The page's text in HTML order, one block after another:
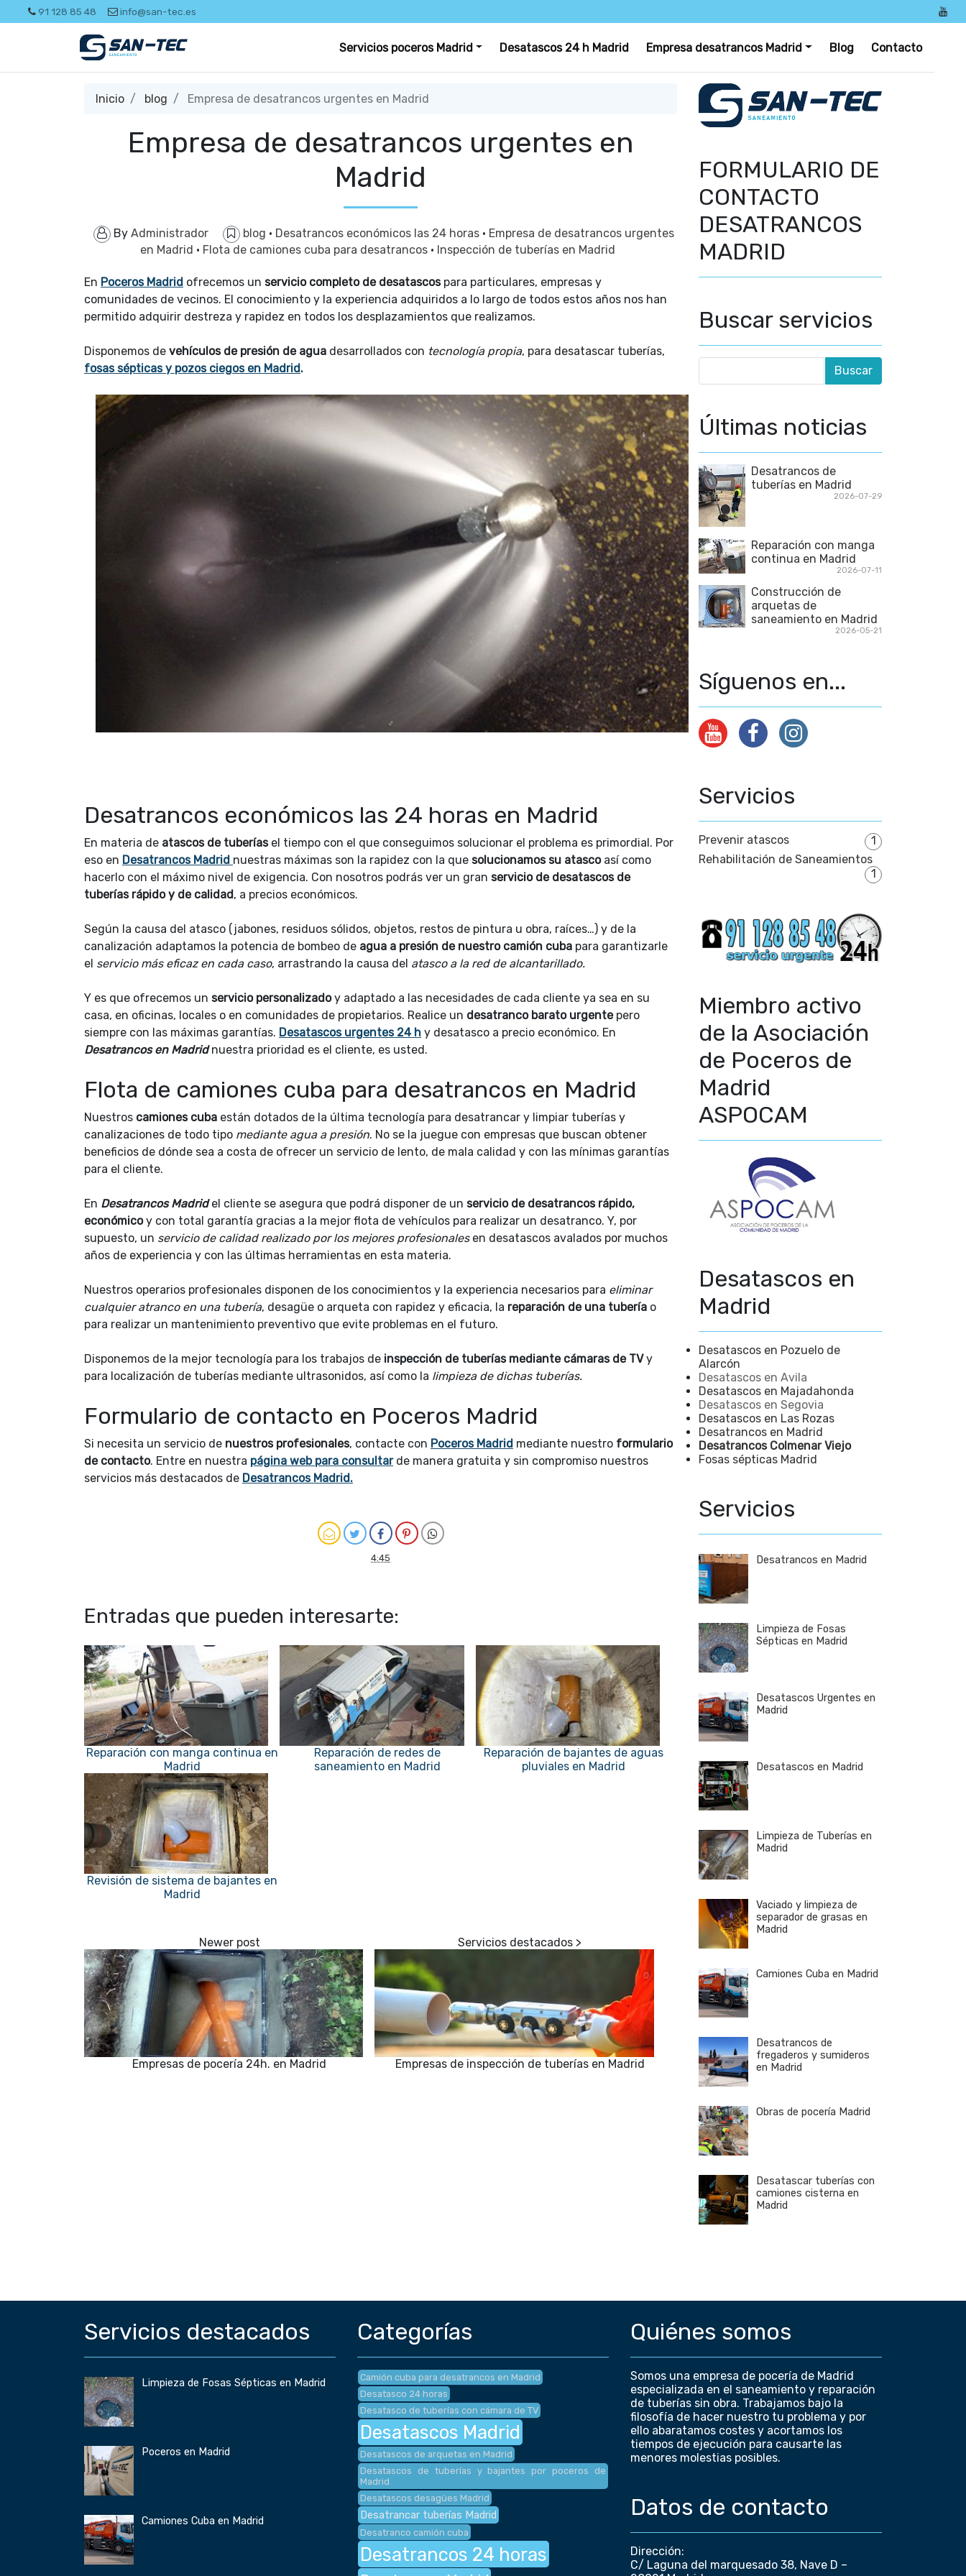
91 128 85 48 info@san-tec.es
Servicios poceros Madrid Desatascos 24 h Madrid Empresa desatrancos Madrid Blog Contacto
Inicio blog Empresa de desatrancos urgentes en Madrid
Empresa de desatrancos urgentes en
Madrid
By Administrador blog · Desatrancos económicos las 24 horas · Empresa de desatrancos urgentes
en Madrid · Flota de camiones cuba para desatrancos · Inspección de tuberías en Madrid
En Poceros Madrid ofrecemos un servicio completo de desatascos para particulares, empresas y
comunidades de vecinos. El conocimiento y la experiencia adquiridos a lo largo de todos estos años nos han
permitido adquirir destreza y rapidez en todos los desplazamientos que realizamos.
Disponemos de vehículos de presión de agua desarrollados con tecnología propia, para desatascar tuberías,
fosas sépticas y pozos ciegos en Madrid.
Desatrancos económicos las 24 horas en Madrid
En materia de atascos de tuberías el tiempo con el que conseguimos solucionar el problema es primordial. Por
eso en Desatrancos Madrid nuestras máximas son la rapidez con la que solucionamos su atascoasí como
hacerlo con el máximo nivel de exigencia. Con nosotros podrás ver un gran servicio de desatascos de
tuberías rápido y de calidad, a precios económicos.
Según la causa del atasco (jabones, residuos sólidos, objetos, restos de pintura u obra, raíces…) y de la
canalización adaptamos la potencia de bombeo de agua a presión de nuestro camión cuba para garantizarle
el servicio más eficaz en cada caso, arrastrando la causa del atasco a la red de alcantarillado.
Y es que ofrecemos un servicio personalizadoy adaptado a las necesidades de cada cliente ya sea en su
casa, en oficinas, locales o en comunidades de propietarios. Realice un desatranco barato urgentepero
siempre con las máximas garantías. Desatascos urgentes 24 h y desatasco a precio económico. En
Desatrancos en Madridnuestra prioridad es el cliente, es usted.
Flota de camiones cuba para desatrancos en Madrid
Nuestros camiones cuba están dotados de la última tecnología para desatrancar y limpiar tuberías y
canalizaciones de todo tipo mediante agua a presión. No se la juegue con empresas que buscan obtener
beneficios de dónde sea a costa de ofrecer un servicio de lento, de mala calidad y con las mínimas garantías
para el cliente.
En Desatrancos Madridel cliente se asegura que podrá disponer de un servicio de desatrancos rápido,
económicoy con total garantía gracias a la mejor flota de vehículos para realizar un desatranco. Y, por
supuesto, un servicio de calidad realizado por los mejores profesionalesen desatascos avalados por muchos
años de experiencia y con las últimas herramientas en esta materia.
Nuestros operarios profesionales disponen de los conocimientos y la experiencia necesarios para eliminar
cualquier atranco en una tubería, desagüe o arqueta con rapidez y eficacia, la reparación de una tubería o
para realizar un mantenimiento preventivo que evite problemas en el futuro.
Disponemos de la mejor tecnología para los trabajos de inspección de tuberías mediante cámaras de TVy
para localización de tuberías mediante ultrasonidos, así como la limpieza de dichas tuberías.
Formulario de contacto en Poceros Madrid
Si necesita un servicio de nuestros profesionales, contacte con Poceros Madrid mediante nuestro formulario
de contacto. Entre en nuestra página web para consultar de manera gratuita y sin compromiso nuestros
servicios más destacados de Desatrancos Madrid.
4:45
Entradas que pueden interesarte:
Reparación con manga continua en
Madrid
Reparación de redes de
saneamiento en Madrid
Reparación de bajantes de aguas
pluviales en Madrid
Revisión de sistema de bajantes en
Madrid
Empresas de pocería 24h. en Madrid Empresas de inspección de tuberías en Madrid
FORMULARIO DE
CONTACTO
DESATRANCOS
MADRID
Buscar servicios
Últimas noticias
Desatrancos de
tuberías en Madrid
2026-07-29
Reparación con manga
continua en Madrid
2026-07-11
Construcción de
arquetas de
saneamiento en Madrid
2026-05-21
Síguenos en...
Servicios
Prevenir atascos
1
Rehabilitación de Saneamientos
1
Miembro activo
de la Asociación
de Poceros de
Madrid
ASPOCAM
Desatascos en
Madrid
Desatascos en Pozuelo de
Alarcón
Desatascos en Avila
Desatascos en Majadahonda
Desatascos en Segovia
Desatascos en Las Rozas
Desatrancos en Madrid
Desatrancos Colmenar Viejo
Fosas sépticas Madrid
Servicios
Desatrancos en Madrid
Limpieza de Fosas
Sépticas en Madrid
Desatascos Urgentes en
Madrid
Desatascos en Madrid
Limpieza de Tuberías en
Madrid
Vaciado y limpieza de
separador de grasas en
Madrid
Camiones Cuba en Madrid
Desatrancos de
fregaderos y sumideros
en Madrid
Obras de pocería Madrid
Desatascar tuberías con
camiones cisterna en
Madrid
Servicios destacados
Limpieza de Fosas Sépticas en Madrid
Poceros en Madrid
Camiones Cuba en Madrid
Categorías
Camión cuba para desatrancos en Madrid
Desatasco 24 horas
Desatasco de tuberías con cámara de TV
Desatascos Madrid
Desatascos de arquetas en Madrid
Desatascos de tuberías y bajantes por poceros de
Madrid
Desatascos desagües Madrid
Desatrancar tuberías Madrid
Desatranco camión cuba
Desatrancos 24 horas
Quiénes somos
Somos una empresa de pocería de Madrid
especializada en el saneamiento y reparación
de tuberías sin obra. Trabajamos bajo la
filosofía de hacer nuestro tu problema y por
ello abaratamos costes y acortamos los
tiempos de ejecución para causarte las
menores molestias posibles.
Datos de contacto
Dirección:
C/ Laguna del marquesado 38, Nave D –